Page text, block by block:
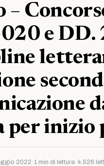
–
e DD.
per inizio
2022 ·1 min di lettura· 4.526